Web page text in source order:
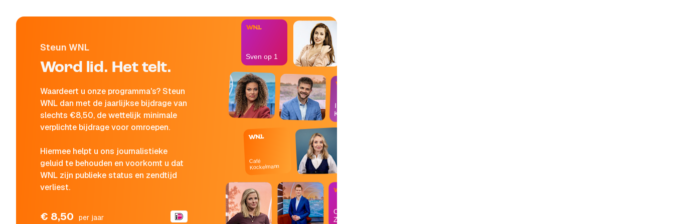
Steun WNL
Word lid. Het telt.
Waardeert u onze programma's? Steun
WNL dan met de jaarlijkse bijdrage van
slechts €8,50, de wettelijk minimale
verplichte bijdrage voor omroepen.
Hiermee helpt u ons journalistieke
geluid te behouden en voorkomt u dat
WNL zijn publieke status en zendtijd
verliest.
€ 8,50 per jaar
Op
Zondag
Café
Kockelmann
In de
Kantine
Sven op 1